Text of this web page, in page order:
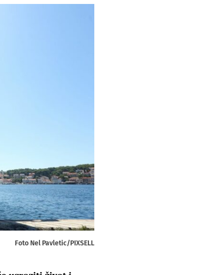
Foto Nel Pavletic/PIXSELL